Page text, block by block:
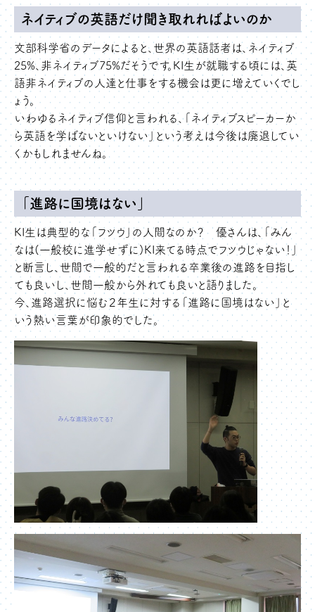
ネイティブの英語だけ聞き取れればよいのか
文部科学省のデータによると、世界の英語話者は、ネイティブ
25%、非ネイティブ75%だそうです。KI生が就職する頃には、英
語非ネイティブの人達と仕事をする機会は更に増えていくでし
ょう。
いわゆるネイティブ信仰と言われる、「ネイティブスピーカーか
ら英語を学ばないといけない」という考えは今後は廃退してい
くかもしれませんね。
「進路に国境はない」
KI生は典型的な「フツウ」の人間なのか？ 優さんは、「みん
なは(一般校に進学せずに)KI来てる時点でフツウじゃない！」
と断言し、世間で一般的だと言われる卒業後の進路を目指し
ても良いし、世間一般から外れても良いと語りました。
今、進路選択に悩む２年生に対する「進路に国境はない」と
いう熱い言葉が印象的でした。